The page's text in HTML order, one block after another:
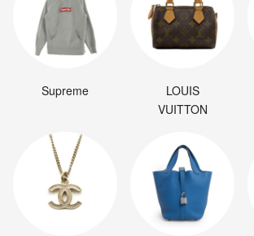
Supreme
LOUIS
VUITTON